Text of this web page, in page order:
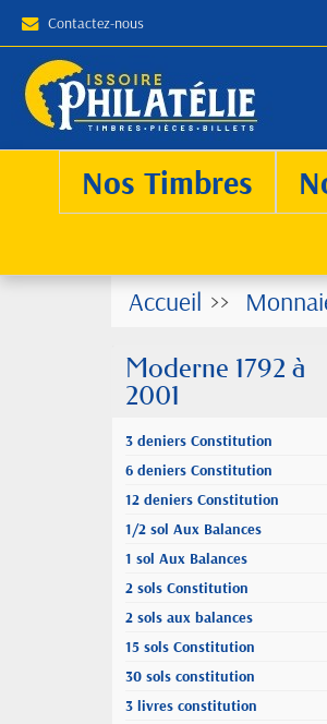
Contactez-nous
Nos Timbres
Accueil
Moderne 1792 à
2001
3 deniers Constitution
6 deniers Constitution
12 deniers Constitution
1/2 sol Aux Balances
1 sol Aux Balances
2 sols Constitution
2 sols aux balances
15 sols Constitution
30 sols constitution
3 livres constitution